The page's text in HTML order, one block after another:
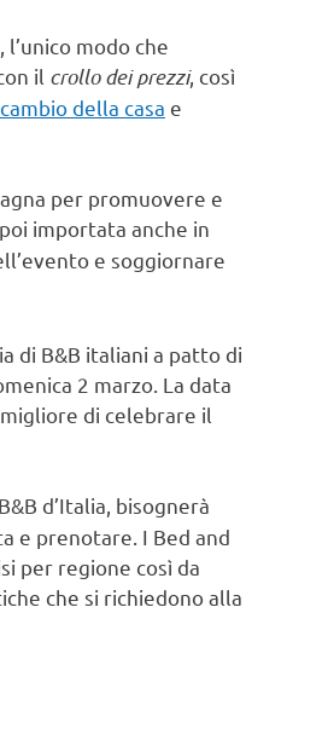
modo che
il crollo dei prezzi, così
della casa e
per promuovere e
importata anche in
e soggiornare
di B&B italiani a patto di
2 marzo. La data
di celebrare il
d’Italia, bisognerà
e prenotare. I Bed and
per regione così da
che si richiedono alla